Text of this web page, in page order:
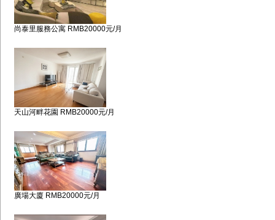
尚泰里服務公寓 RMB20000元/月
天山河畔花園 RMB20000元/月
廣場大廈 RMB20000元/月